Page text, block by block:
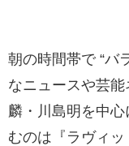
朝の時間帯で “
なニュースや芸
麟・川島明を中
むのは『ラヴィッ